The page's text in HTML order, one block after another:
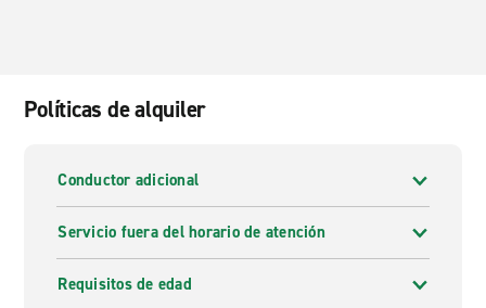
Políticas de alquiler
Conductor adicional
Servicio fuera del horario de atención
Requisitos de edad